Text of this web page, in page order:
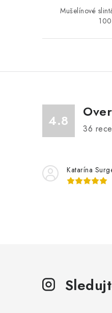
Mušelínové
4.8 36
Katarína